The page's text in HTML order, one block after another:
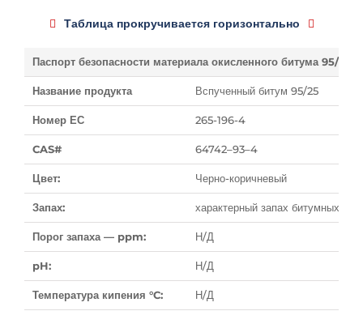
Таблица прокручивается горизонтально
Паспорт безопасности материала окисленного битума 95/25
Название продукта Вспученный битум 95/25
Номер ЕС 265-196-4
CAS# 64742–93–4
Цвет: Черно-коричневый
Запах: характерный запах битумных
Порог запаха — ppm: Н/Д
pH: Н/Д
Температура кипения °C: Н/Д